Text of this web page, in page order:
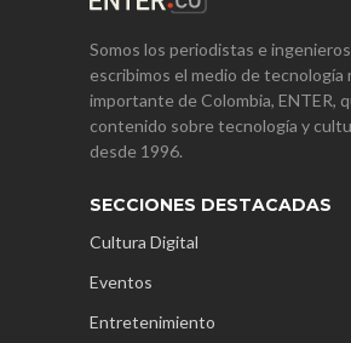
Somos los periodistas e
escribimos el medio de tecnología
importante de Colombia, ENTER,
contenido sobre tecnología y
desde 1996.
SECCIONES DESTACADAS
Cultura Digital
Eventos
Entretenimiento